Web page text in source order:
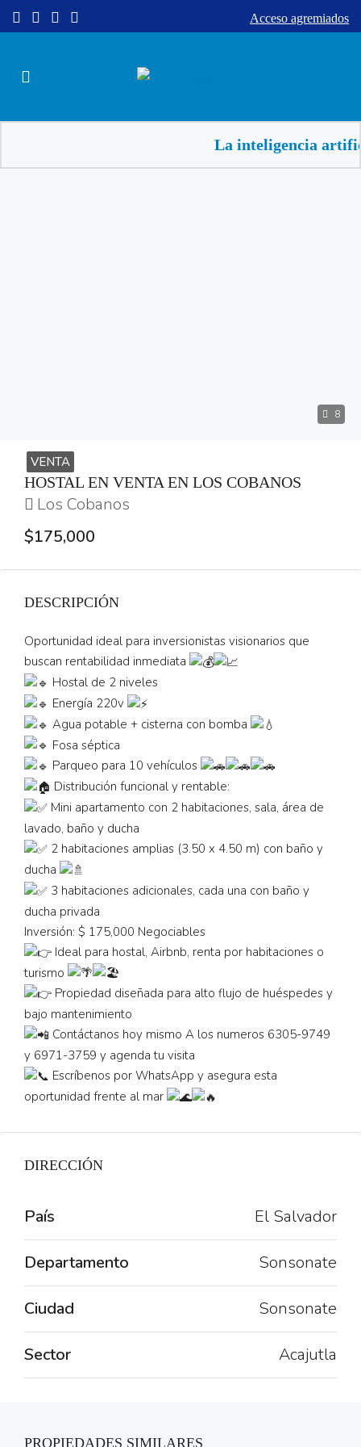
Acceso agremiados
La inteligencia artificial
8
VENTA
HOSTAL EN VENTA EN LOS COBANOS
Los Cobanos
$175,000
DESCRIPCIÓN
Oportunidad ideal para inversionistas visionarios que
buscan rentabilidad inmediata
Hostal de 2 niveles
Energía 220v
Agua potable + cisterna con bomba
Fosa séptica
Parqueo para 10 vehículos
Distribución funcional y rentable:
Mini apartamento con 2 habitaciones, sala, área de
lavado, baño y ducha
2 habitaciones amplias (3.50 x 4.50 m) con baño y
ducha
3 habitaciones adicionales, cada una con baño y
ducha privada
Inversión: $ 175,000 Negociables
Ideal para hostal, Airbnb, renta por habitaciones o
turismo
Propiedad diseñada para alto flujo de huéspedes y
bajo mantenimiento
Contáctanos hoy mismo A los numeros 6305-9749
y 6971-3759 y agenda tu visita
Escríbenos por WhatsApp y asegura esta
oportunidad frente al mar
DIRECCIÓN
País El Salvador
Departamento Sonsonate
Ciudad Sonsonate
Sector Acajutla
PROPIEDADES SIMILARES